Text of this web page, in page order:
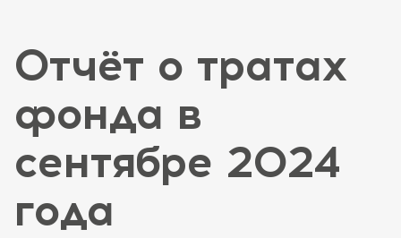
Отчёт о тратах
фонда в
сентябре 2024
года